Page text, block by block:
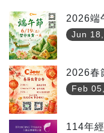
2026端
Jun
2026春
Feb
114年